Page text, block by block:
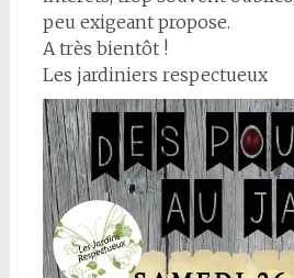
peu exigeant propose.
A très bientôt !
Les jardiniers respectueux